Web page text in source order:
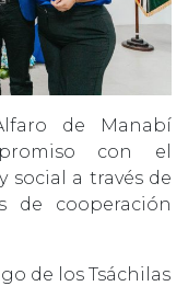
de Manabí
con el
social a través de
de cooperación
de los Tsáchilas